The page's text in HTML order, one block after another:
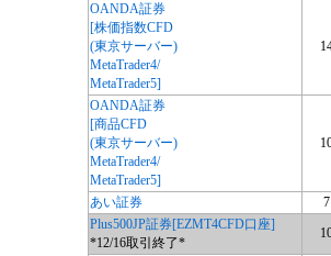
OANDA証券
[株価指数CFD
(東京サーバー)
MetaTrader4/
MetaTrader5]
OANDA証券
[商品CFD
(東京サーバー)
MetaTrader4/
MetaTrader5]
あい証券
7
Plus500JP証券[EZMT4CFD口座]
*12/16取引終了*